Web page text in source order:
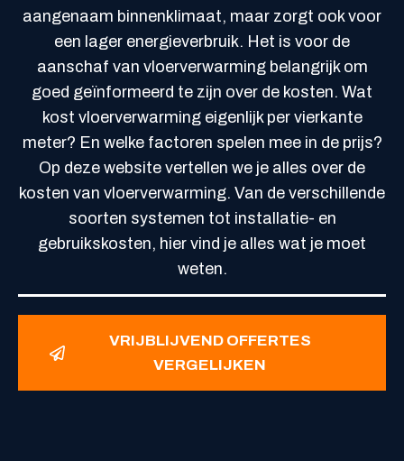
aangenaam binnenklimaat, maar zorgt ook voor
een lager energieverbruik. Het is voor de
aanschaf van vloerverwarming belangrijk om
goed geïnformeerd te zijn over de kosten. Wat
kost vloerverwarming eigenlijk per vierkante
meter? En welke factoren spelen mee in de prijs?
Op deze website vertellen we je alles over de
kosten van vloerverwarming. Van de verschillende
soorten systemen tot installatie- en
gebruikskosten, hier vind je alles wat je moet
weten.
VRIJBLIJVEND OFFERTES
VERGELIJKEN